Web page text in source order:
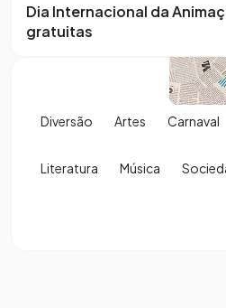
Dia Internacional da
gratuitas
Diversão Artes Carnaval
Literatura Música